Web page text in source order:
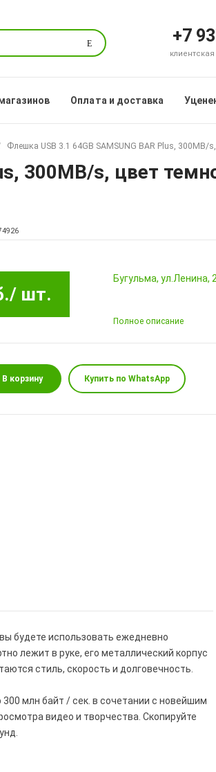
Поиск +7
Оплата и доставка
Флешка USB 3.1 64GB SAMSUNG BAR Plus, 300MB/
300MB/s, цвет
/ шт.
Бугульма,
Полное описание
В корзину Купить по WhatsApp
будете использовать ежедневно
лежит в руке, его металлический корпус
стиль, скорость и долговечность.
млн байт / сек. в сочетании с новейшим
видео и творчества. Скопируйте